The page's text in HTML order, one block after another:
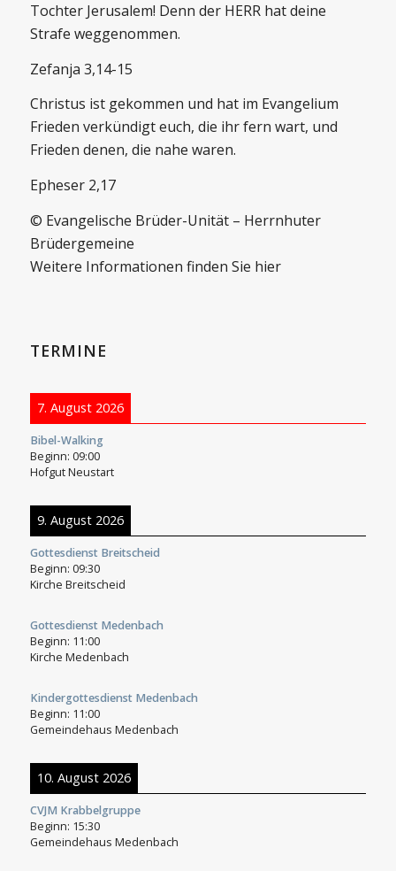
Tochter Jerusalem! Denn der HERR hat deine
Strafe weggenommen.
Zefanja 3,14-15
Christus ist gekommen und hat im Evangelium
Frieden verkündigt euch, die ihr fern wart, und
Frieden denen, die nahe waren.
Epheser 2,17
© Evangelische Brüder-Unität – Herrnhuter
Brüdergemeine
Weitere Informationen finden Sie hier
TERMINE
7. August 2026
Bibel-Walking
Beginn: 09:00
Hofgut Neustart
9. August 2026
Gottesdienst Breitscheid
Beginn: 09:30
Kirche Breitscheid
Gottesdienst Medenbach
Beginn: 11:00
Kirche Medenbach
Kindergottesdienst Medenbach
Beginn: 11:00
Gemeindehaus Medenbach
10. August 2026
CVJM Krabbelgruppe
Beginn: 15:30
Gemeindehaus Medenbach